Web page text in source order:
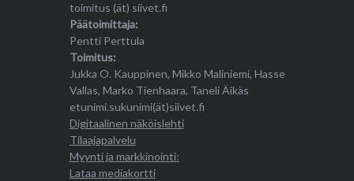
toimitus (ät) siivet.fi
Päätoimittaja:
Pentti Perttula
Toimitus:
Jukka O. Kauppinen, Mikko Maliniemi, Hasse
Vallas, Marko Tienhaara, Taneli Äikäs
etunimi.sukunimi(ät)siivet.fi
Digitaalinen näköislehti
Tilaajapalvelu
Myynti ja markkinointi:
Lataa mediakortti